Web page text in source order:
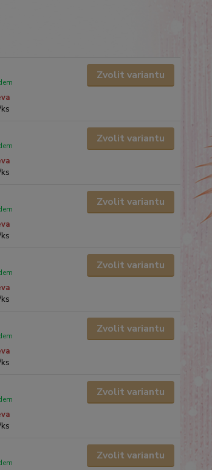
ks
Zvolit variantu
ks
Zvolit variantu
ks
Zvolit variantu
ks
Zvolit variantu
ks
Zvolit variantu
ks
Zvolit variantu
Zvolit variantu